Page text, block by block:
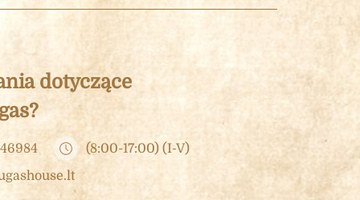
dotyczące
(8:00-17:00) (I-V)